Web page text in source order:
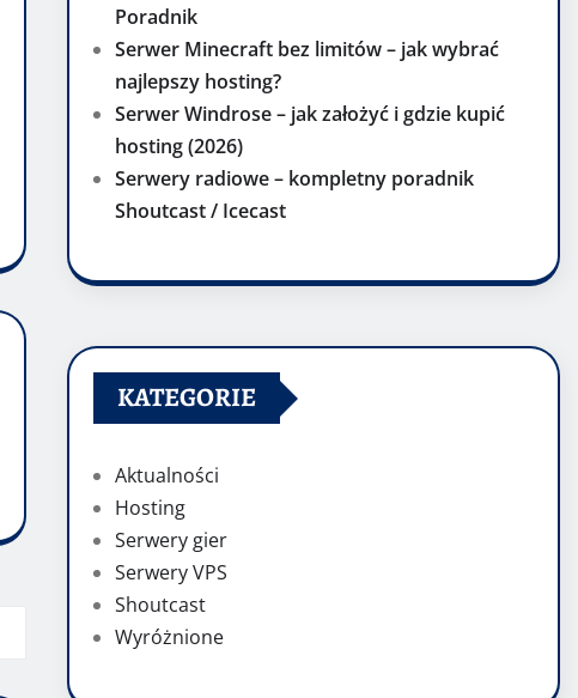
Poradnik
Serwer Minecraft bez limitów – jak wybrać
najlepszy hosting?
Serwer Windrose – jak założyć i gdzie kupić
hosting (2026)
Serwery radiowe – kompletny poradnik
Shoutcast / Icecast
KATEGORIE
Aktualności
Hosting
Serwery gier
Serwery VPS
Shoutcast
Wyróżnione